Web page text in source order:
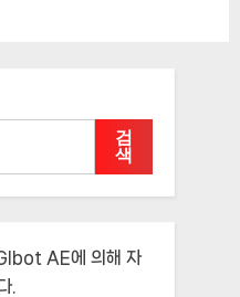
검
색
AE에 의해 자
.